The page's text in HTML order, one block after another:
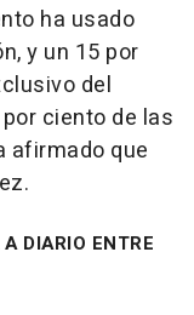
ha usado
y un 15 por
del
ciento de las
afirmado que
DIARIO ENTRE